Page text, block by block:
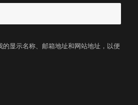
的显示名称、邮箱地址和网站地址，以便